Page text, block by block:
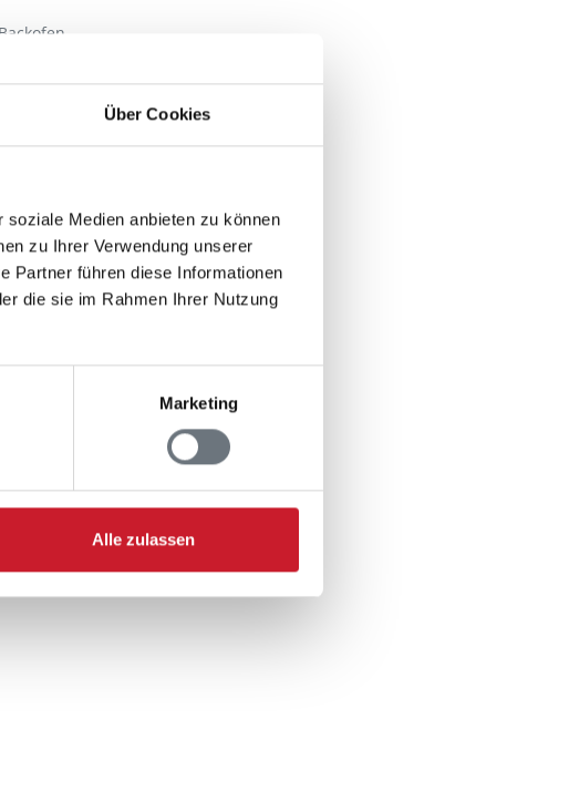
Über Cookies
Medien anbieten zu können
zu Ihrer Verwendung unserer
Partner führen diese Informationen
die sie im Rahmen Ihrer Nutzung
Marketing
Alle zulassen
l